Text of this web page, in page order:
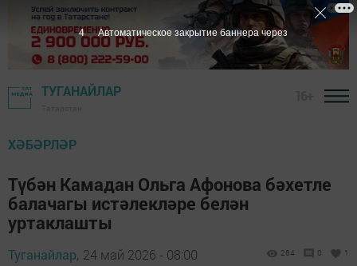
ТУГАНАЙЛАР
ХӘБӘРЛӘР
Түбән Камадан Ольга Афонова бәхетле
балачагы истәлекләре белән
уртаклашты
Туганайлар, 24 май 2026 - 08:00 264 0 1
2 Автоматическое закрытие баннера через